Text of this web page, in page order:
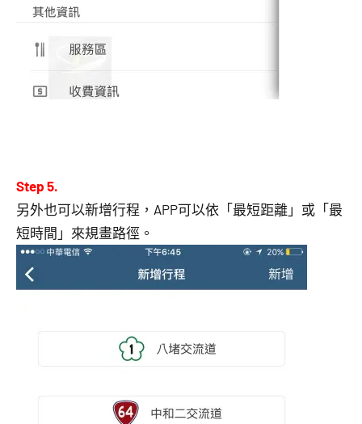
Step 5.
另外也可以新增行程，APP可以依「最短距離」或「最
短時間」來規畫路徑。